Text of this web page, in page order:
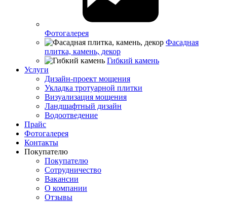
Фотогалерея
Фасадная
плитка, камень, декор
Гибкий камень
Услуги
Дизайн-проект мощения
Укладка тротуарной плитки
Визуализация мощения
Ландшафтный дизайн
Водоотведение
Прайс
Фотогалерея
Контакты
Покупателю
Покупателю
Сотрудничество
Вакансии
О компании
Отзывы